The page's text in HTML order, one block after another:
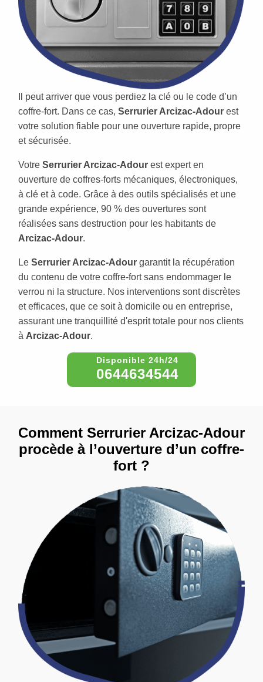
Il peut arriver que vous perdiez la clé ou le code d’un
coffre-fort. Dans ce cas, Serrurier Arcizac-Adour est
votre solution fiable pour une ouverture rapide, propre
et sécurisée.
Votre Serrurier Arcizac-Adour est expert en
ouverture de coffres-forts mécaniques, électroniques,
à clé et à code. Grâce à des outils spécialisés et une
grande expérience, 90 % des ouvertures sont
réalisées sans destruction pour les habitants de
Arcizac-Adour.
Le Serrurier Arcizac-Adour garantit la récupération
du contenu de votre coffre-fort sans endommager le
verrou ni la structure. Nos interventions sont discrètes
et efficaces, que ce soit à domicile ou en entreprise,
assurant une tranquillité d'esprit totale pour nos clients
à Arcizac-Adour.
0644634544
Comment Serrurier Arcizac-Adour
procède à l’ouverture d’un coffre-
fort ?